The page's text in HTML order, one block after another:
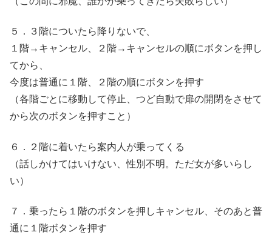
５．３階についたら降りないで、
１階→キャンセル、２階→キャンセルの順にボタンを押し
てから、
今度は普通に１階、２階の順にボタンを押す
（各階ごとに移動して停止、つど自動で扉の開閉をさせて
から次のボタンを押すこと）
６．２階に着いたら案内人が乗ってくる
（話しかけてはいけない、性別不明。ただ女が多いらし
い）
７．乗ったら１階のボタンを押しキャンセル、そのあと普
通に１階ボタンを押す